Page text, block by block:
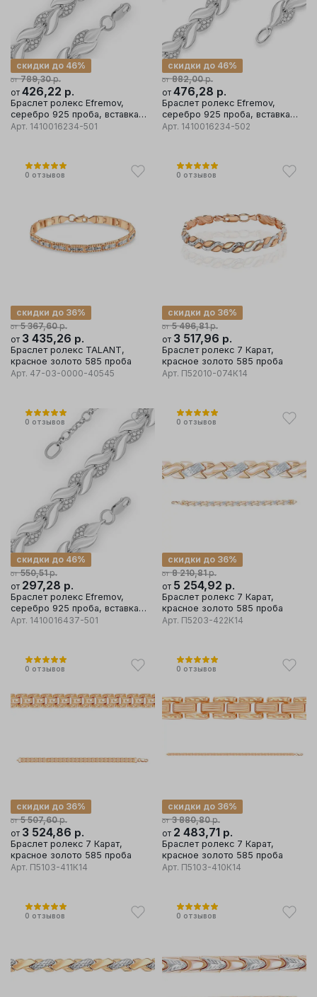
от 789,30р.
скидки до 46%
от 426,22 р.
Браслет ролекс Efremov,
серебро 925 проба, вставка
фианит
Арт. 1410016234-501
от 882,00р.
скидки до 46%
от 476,28 р.
Браслет ролекс Efremov,
серебро 925 проба, вставка
фианит
Арт. 1410016234-502
0 отзывов
от 5 367,60р.
скидки до 36%
от 3 435,26 р.
Браслет ролекс TALANT,
красное золото 585 проба
Арт. 47-03-0000-40545
0 отзывов
от 5 496,81р.
скидки до 36%
от 3 517,96 р.
Браслет ролекс 7 Карат,
красное золото 585 проба
Арт. П52010-074К14
0 отзывов
от 550,51р.
скидки до 46%
от 297,28 р.
Браслет ролекс Efremov,
серебро 925 проба, вставка
фианит
Арт. 1410016437-501
0 отзывов
от 8 210,81р.
скидки до 36%
от 5 254,92 р.
Браслет ролекс 7 Карат,
красное золото 585 проба
Арт. П5203-422К14
0 отзывов
от 5 507,60р.
скидки до 36%
от 3 524,86 р.
Браслет ролекс 7 Карат,
красное золото 585 проба
Арт. П5103-411К14
0 отзывов
от 3 880,80р.
скидки до 36%
от 2 483,71 р.
Браслет ролекс 7 Карат,
красное золото 585 проба
Арт. П5103-410К14
0 отзывов 0 отзывов